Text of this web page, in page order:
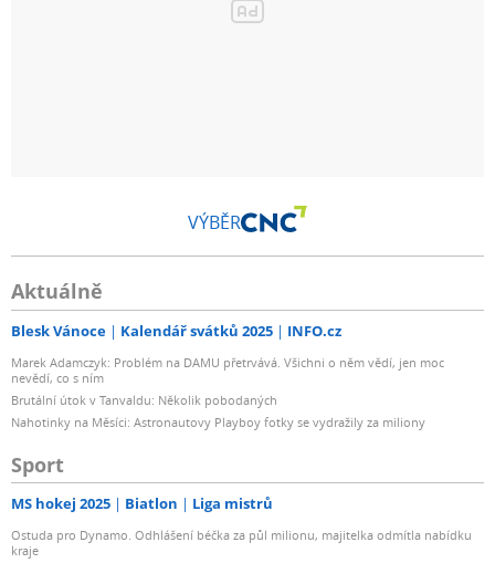
VÝBĚR
Aktuálně
Blesk Vánoce Kalendář svátků 2025 INFO.cz
Marek Adamczyk: Problém na DAMU přetrvává. Všichni o něm vědí, jen moc
nevědí, co s ním
Brutální útok v Tanvaldu: Několik pobodaných
Nahotinky na Měsíci: Astronautovy Playboy fotky se vydražily za miliony
Sport
MS hokej 2025 Biatlon Liga mistrů
Ostuda pro Dynamo. Odhlášení béčka za půl milionu, majitelka odmítla nabídku
kraje